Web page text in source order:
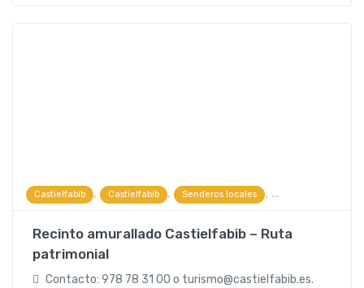
Castielfabib , Castielfabib , Senderos locales ,
Recinto amurallado Castielfabib – Ruta
patrimonial
Contacto: 978 78 31 00 o turismo@castielfabib.es.